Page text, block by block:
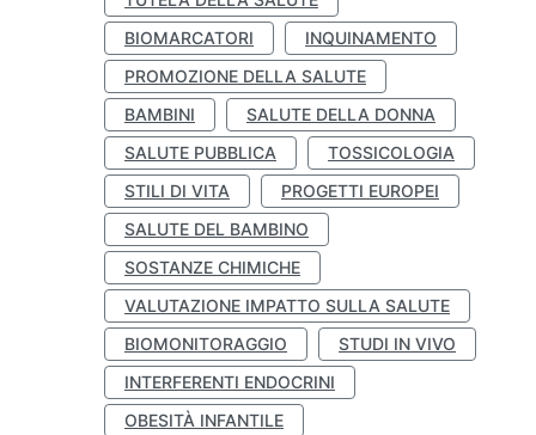
BIOMARCATORI
INQUINAMENTO
PROMOZIONE DELLA SALUTE
BAMBINI
SALUTE DELLA DONNA
SALUTE PUBBLICA
TOSSICOLOGIA
STILI DI VITA
PROGETTI EUROPEI
SALUTE DEL BAMBINO
SOSTANZE CHIMICHE
VALUTAZIONE IMPATTO SULLA SALUTE
BIOMONITORAGGIO
STUDI IN VIVO
INTERFERENTI ENDOCRINI
OBESITÀ INFANTILE